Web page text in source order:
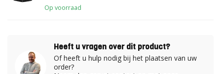
Op voorraad
Heeft u vragen over dit product?
Of heeft u hulp nodig bij het plaatsen van uw
order?